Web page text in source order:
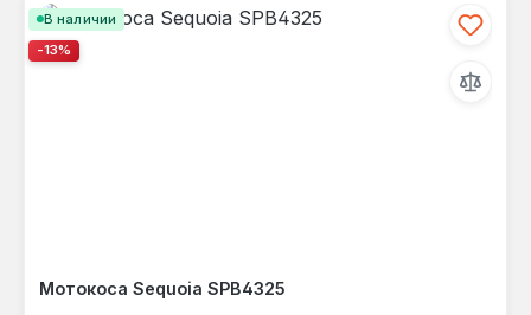
В наличии
-13%
Мотокоса Sequoia SPB4325